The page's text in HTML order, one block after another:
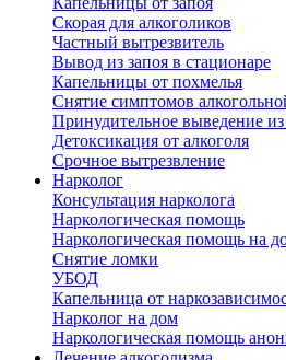
Скорая для алкоголиков
Частный вытрезвитель
Вывод из запоя в стационаре
Капельницы от похмелья
Снятие симптомов
Принудительное выведение из
Детоксикация от алкоголя
Срочное вытрезвление
Нарколог
Консультация нарколога
Наркологическая помощь
Наркологическая помощь на
Снятие ломки
УБОД
Капельница от
Нарколог на дом
Наркологическая помощь